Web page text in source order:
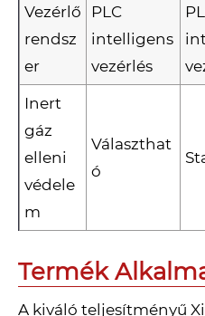
Vezérlő
rendsz
er
PLC
intelligens
vezérlés
Inert
gáz
elleni
védele
m
Választhat
ó
Termék
A kiváló teljesítményű